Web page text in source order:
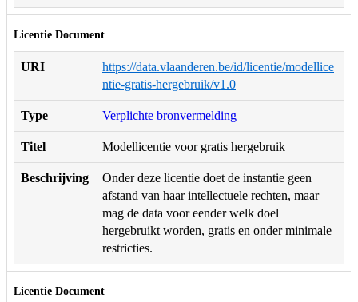
Licentie Document
URI
https://data.vlaanderen.be/id/licentie/modellice
ntie-gratis-hergebruik/v1.0
Type Verplichte bronvermelding
Titel Modellicentie voor gratis hergebruik
Beschrijving
Onder deze licentie doet de instantie geen
afstand van haar intellectuele rechten, maar
mag de data voor eender welk doel
hergebruikt worden, gratis en onder minimale
restricties.
Licentie Document